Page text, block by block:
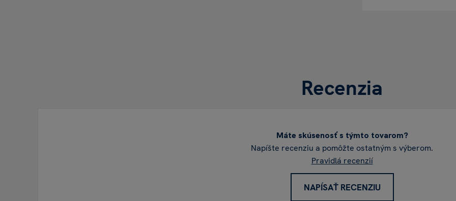
Recenzia
Máte skúsenosť s týmto tovarom?
Napíšte recenziu a pomôžte ostatným s výberom.
Pravidlá recenzií
NAPÍSAŤ RECENZIU